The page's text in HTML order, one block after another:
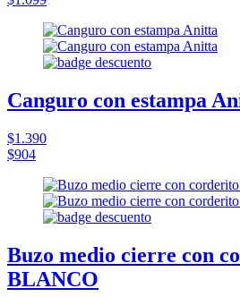
Canguro con estampa
$1.390
$904
Buzo medio cierre con
BLANCO